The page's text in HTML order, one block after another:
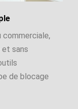
et sans
de blocage